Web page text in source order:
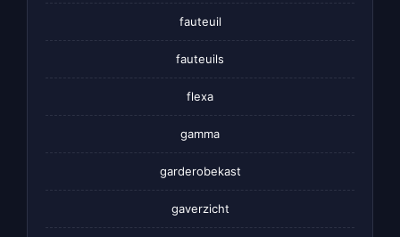
fauteuil
fauteuils
flexa
gamma
garderobekast
gaverzicht